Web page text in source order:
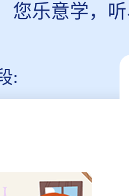
您乐意学，
: